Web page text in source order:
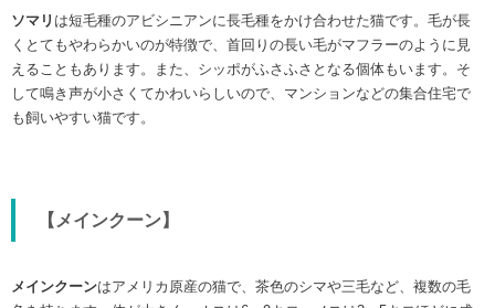
ソマリ は短毛種のアビシニアンに長毛種をかけ合わせた猫です。毛が長
くとてもやわらかいのが特徴で、首回りの長い毛がマフラーのように見
えることもあります。また、シッポがふさふさとなる個体もいます。そ
して鳴き声が小さくてかわいらしいので、マンションなどの集合住宅で
も飼いやすい猫です。
【メインクーン】
メインクーンはアメリカ原産の猫で、茶色のシマや三毛など、複数の毛